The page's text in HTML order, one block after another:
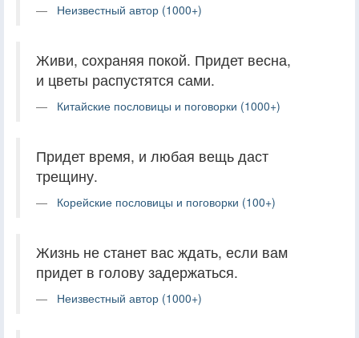
Неизвестный автор (1000+)
Живи, сохраняя покой. Придет весна,
и цветы распустятся сами.
Китайские пословицы и поговорки (1000+)
Придет время, и любая вещь даст
трещину.
Корейские пословицы и поговорки (100+)
Жизнь не станет вас ждать, если вам
придет в голову задержаться.
Неизвестный автор (1000+)